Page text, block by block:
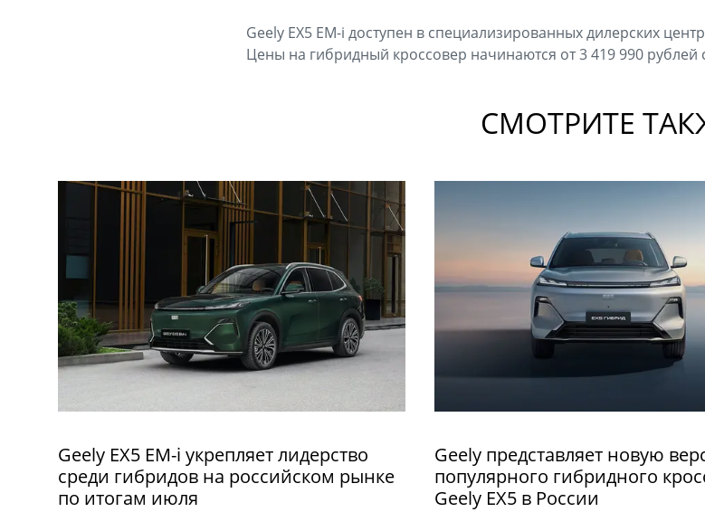
Geely EX5 EM-i доступен в специализированных дилерских
Цены на гибридный кроссовер начинаются от 3 419 990
СМОТРИТЕ
Geely EX5 EM-i укрепляет лидерство
среди гибридов на российском рынке
по итогам июля
Geely представляет новую
популярного гибридного
Geely EX5 в России